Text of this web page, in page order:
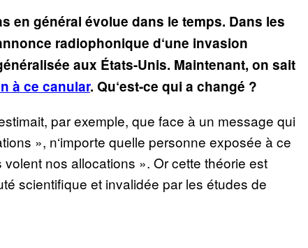
en général évolue dans le temps. Dans les
radiophonique d‘une invasion
aux États-Unis. Maintenant, on sait
à ce canular. Qu‘est-ce qui a changé ?
par exemple, que face à un message qui
», n‘importe quelle personne exposée à ce
nos allocations ». Or cette théorie est
scientifique et invalidée par les études de